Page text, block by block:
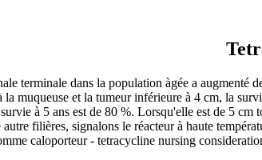
terminale dans la population àgée a augmenté
muqueuse et la tumeur inférieure à 4 cm, la
à 5 ans est de 80 %. Lorsqu'elle est de 5
filières, signalons le réacteur à haute
caloporteur - tetracycline nursing